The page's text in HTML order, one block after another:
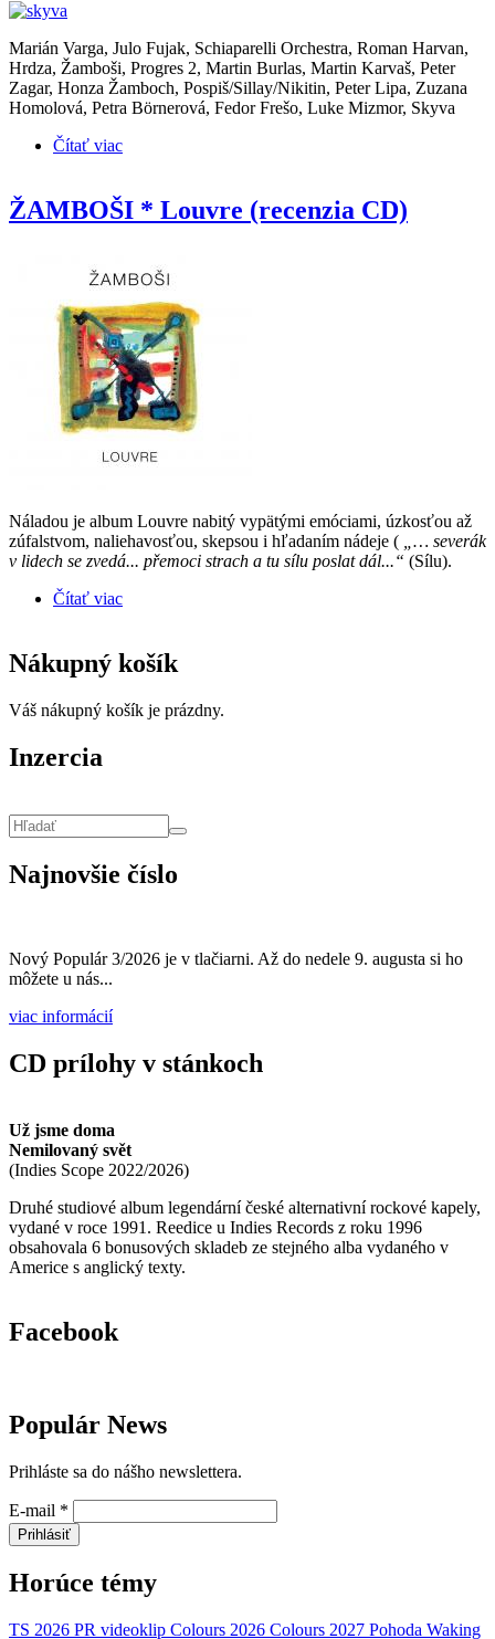
Marián Varga, Julo Fujak, Schiaparelli Orchestra, Roman Harvan,
Hrdza, Žamboši, Progres 2, Martin Burlas, Martin Karvaš, Peter
Zagar, Honza Žamboch, Pospiš/Sillay/Nikitin, Peter Lipa, Zuzana
Homolová, Petra Börnerová, Fedor Frešo, Luke Mizmor, Skyva
Čítať viac
ŽAMBOŠI * Louvre (recenzia CD)
Náladou je album Louvre nabitý vypätými emóciami, úzkosťou až
zúfalstvom, naliehavosťou, skepsou i hľadaním nádeje ( „… severák
v lidech se zvedá... přemoci strach a tu sílu poslat dál...“ (Sílu).
Čítať viac
Nákupný košík
Váš nákupný košík je prázdny.
Inzercia
Najnovšie číslo
Nový Populár 3/2026 je v tlačiarni. Až do nedele 9. augusta si ho
môžete u nás...
viac informácií
CD prílohy v stánkoch
Už jsme doma
Nemilovaný svět
(Indies Scope 2022/2026)
Druhé studiové album legendární české alternativní rockové kapely,
vydané v roce 1991. Reedice u Indies Records z roku 1996
obsahovala 6 bonusových skladeb ze stejného alba vydaného v
Americe s anglický texty.
Facebook
Populár News
Prihláste sa do nášho newslettera.
E-mail *
Prihlásiť
Horúce témy
TS 2026 PR videoklip Colours 2026 Colours 2027 Pohoda Waking